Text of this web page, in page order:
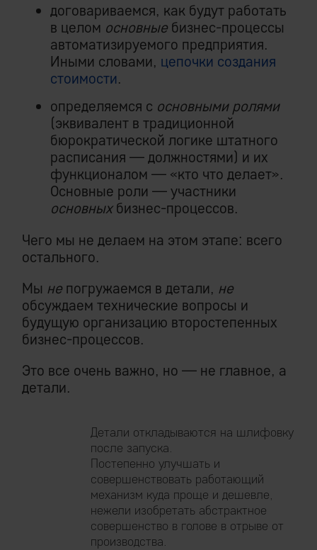
договариваемся, как будут работать
в целом основные бизнес-процессы
автоматизируемого предприятия.
Иными словами, цепочки создания
стоимости.
определяемся с основными ролями
(эквивалент в традиционной
бюрократической логике штатного
расписания — должностями) и их
функционалом — «кто что делает».
Основные роли — участники
основныхбизнес-процессов.
Чего мы не делаем на этом этапе: всего
остального.
Мы не погружаемся в детали, не
обсуждаем технические вопросы и
будущую организацию второстепенных
бизнес-процессов.
Это все очень важно, но — не главное, а
детали.
Детали откладываются на шлифовку
после запуска.
Постепенно улучшать и
совершенствовать работающий
механизм куда проще и дешевле,
нежели изобретать абстрактное
совершенство в голове в отрыве от
производства.